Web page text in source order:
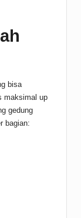
bisa
maksimal up
gedung
bagian: